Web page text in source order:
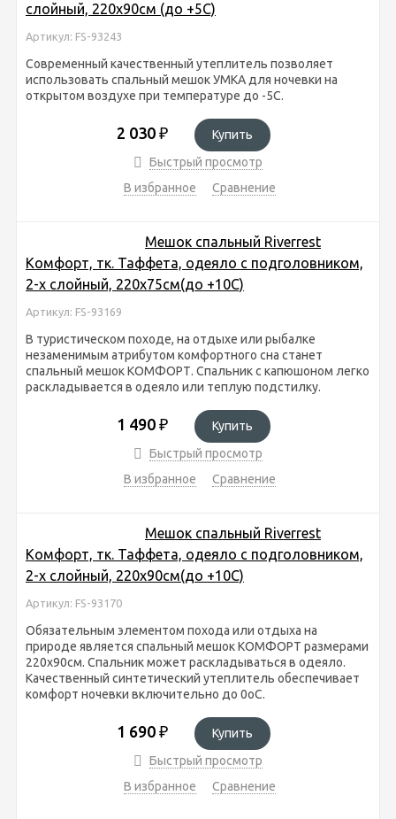
слойный, 220х90см (до +5С)
Артикул: FS-93243
Современный качественный утеплитель позволяет
использовать спальный мешок УМКА для ночевки на
открытом воздухе при температуре до -5С.
2 030 ₽
Купить
Быстрый просмотр
В избранное
Сравнение
Мешок спальный Riverrest
Комфорт, тк. Таффета, одеяло с подголовником,
2-х слойный, 220х75см(до +10С)
Артикул: FS-93169
В туристическом походе, на отдыхе или рыбалке
незаменимым атрибутом комфортного сна станет
спальный мешок КОМФОРТ. Спальник с капюшоном легко
раскладывается в одеяло или теплую подстилку.
1 490 ₽
Купить
Быстрый просмотр
В избранное
Сравнение
Мешок спальный Riverrest
Комфорт, тк. Таффета, одеяло с подголовником,
2-х слойный, 220х90см(до +10С)
Артикул: FS-93170
Обязательным элементом похода или отдыха на
природе является спальный мешок КОМФОРТ размерами
220х90см. Спальник может раскладываться в одеяло.
Качественный синтетический утеплитель обеспечивает
комфорт ночевки включительно до 0оС.
1 690 ₽
Купить
Быстрый просмотр
В избранное
Сравнение